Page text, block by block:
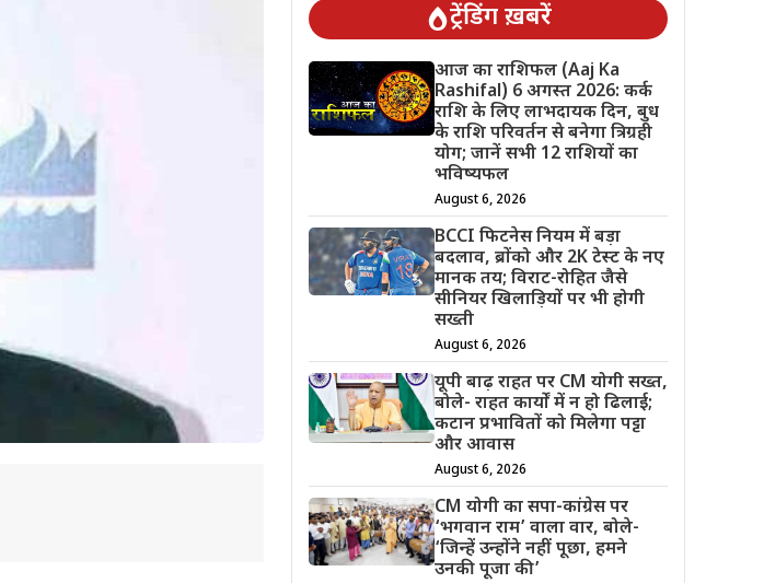
ट्रेंडिंग ख़बरें
आज का राशिफल (Aaj Ka
Rashifal) 6 अगस्त 2026: कर्क
राशि के लिए लाभदायक दिन, बुध
के राशि परिवर्तन से बनेगा त्रिग्रही
योग; जानें सभी 12 राशियों का
भविष्यफल
August 6, 2026
BCCI फिटनेस नियम में बड़ा
बदलाव, ब्रोंको और 2K टेस्ट के नए
मानक तय; विराट-रोहित जैसे
सीनियर खिलाड़ियों पर भी होगी
सख्ती
August 6, 2026
यूपी बाढ़ राहत पर CM योगी सख्त,
बोले- राहत कार्यों में न हो ढिलाई;
कटान प्रभावितों को मिलेगा पट्टा
और आवास
August 6, 2026
CM योगी का सपा-कांग्रेस पर
‘भगवान राम’ वाला वार, बोले-
‘जिन्हें उन्होंने नहीं पूछा, हमने
उनकी पूजा की’